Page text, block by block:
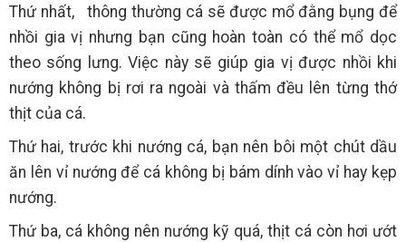
Thứ nhất,
thông thường cá sẽ được mổ đằng bụng để
nhồi gia vị nhưng bạn cũng hoàn toàn có thể mổ dọc
theo sống lưng. Việc này sẽ giúp gia vị được nhồi khi
nướng không bị rơi ra ngoài và thấm đều lên từng thớ
thịt của cá.
Thứ hai, trước khi nướng cá, bạn nên bôi một chút dầu
ăn lên vỉ nướng để cá không bị bám dính vào vỉ hay kẹp
nướng.
Thứ ba, cá không nên nướng kỹ quá, thịt cá còn hơi ướt